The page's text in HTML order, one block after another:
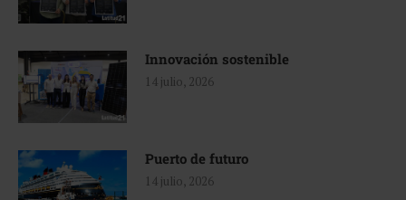
Innovación sostenible
14 julio, 2026
Puerto de futuro
14 julio, 2026